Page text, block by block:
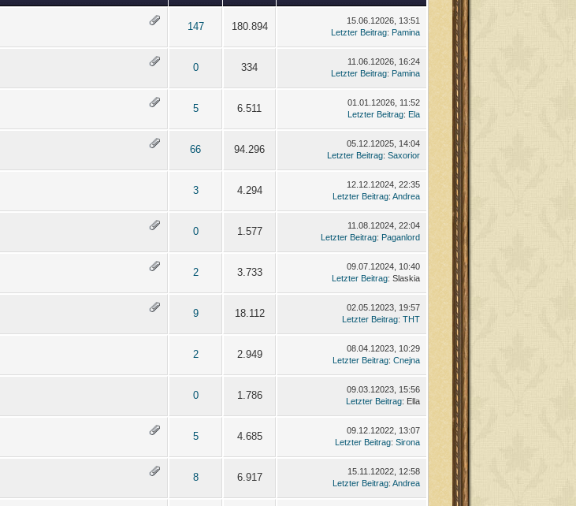
147 180.894
15.06.12026, 13:51
Letzter Beitrag: Pamina
0 334
11.06.12026, 16:24
Letzter Beitrag: Pamina
5 6.511
01.01.12026, 11:52
Letzter Beitrag: Ela
66 94.296
05.12.12025, 14:04
Letzter Beitrag: Saxorior
3 4.294
12.12.12024, 22:35
Letzter Beitrag: Andrea
0 1.577
11.08.12024, 22:04
Letzter Beitrag: Paganlord
2 3.733
09.07.12024, 10:40
Letzter Beitrag: Slaskia
9 18.112
02.05.12023, 19:57
Letzter Beitrag: THT
2 2.949
08.04.12023, 10:29
Letzter Beitrag: Cnejna
0 1.786
09.03.12023, 15:56
Letzter Beitrag: Ella
5 4.685
09.12.12022, 13:07
Letzter Beitrag: Sirona
8 6.917
15.11.12022, 12:58
Letzter Beitrag: Andrea